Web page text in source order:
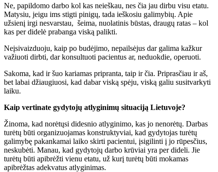
Ne, papildomo darbo kol kas neieškau, nes čia jau dirbu visu etatu.
Matysiu, jeigu ims stigti pinigų, tada ieškosiu galimybių. Apie
užsienį irgi nesvarstau, šeima, nuolatinis būstas, draugų ratas – kol
kas per didelė prabanga viską palikti.
Neįsivaizduoju, kaip po budėjimo, nepailsėjus dar galima kažkur
važiuoti dirbti, dar konsultuoti pacientus ar, neduokdie, operuoti.
Sakoma, kad ir šuo kariamas pripranta, taip ir čia. Priprasčiau ir aš,
bet labai džiaugiuosi, kad dabar viską spėju, viską galiu susitvarkyti
laiku.
Kaip vertinate gydytojų atlyginimų situaciją Lietuvoje?
Žinoma, kad norėtųsi didesnio atlyginimo, kas jo nenorėtų. Darbas
turėtų būti organizuojamas konstruktyviai, kad gydytojas turėtų
galimybę pakankamai laiko skirti pacientui, įsigilinti į jo rūpesčius,
neskubėti. Manau, kad gydytojų darbo krūviai yra per dideli. Jie
turėtų būti apibrėžti vienu etatu, už kurį turėtų būti mokamas
apibrėžtas adekvatus atlyginimas.